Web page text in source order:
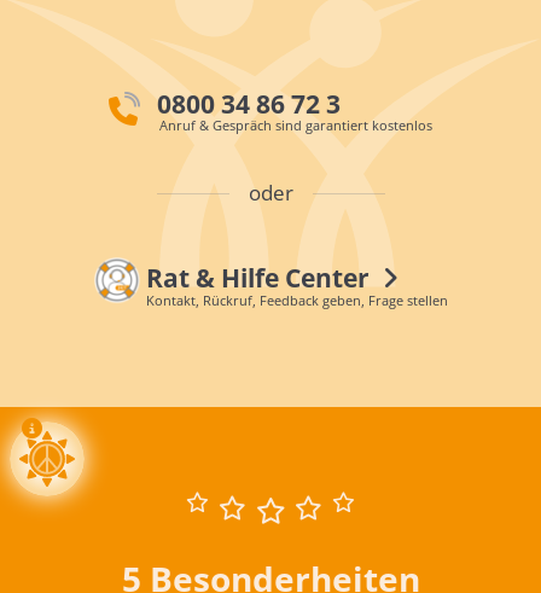
0800 34 86 72 3
Anruf & Gespräch sind garantiert kostenlos
oder
Rat & Hilfe Center
Kontakt, Rückruf, Feedback geben, Frage stellen
5 Besonderheiten